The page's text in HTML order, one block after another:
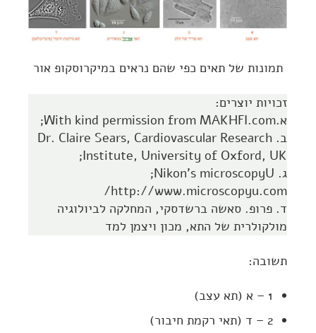
תמונות של תאים כפי שהם נראים במיקרוסקופ אור
זכויות יוצרים:
א.With kind permission from MAKHFI.com;
ב. Dr. Claire Sears, Cardiovascular Research
Institute, University of Oxford, UK;
ג. Nikon's microscopyU;
http://www.microscopyu.com/
ד. פרופ. סאשה ברשדסקי, המחלקה לביולוגיה
מולקולרית של התא, מכון ויצמן למד
תשובה:
1 – א (תא עצב)
2 – ד (תאי רקמת חיבור)